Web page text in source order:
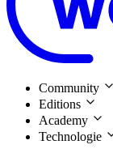
Community
Editions
Academy
Technologie